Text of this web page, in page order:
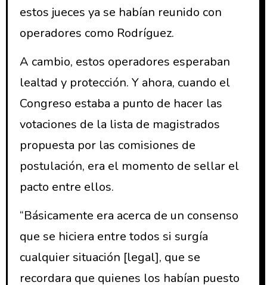
estos jueces ya se habían reunido con
operadores como Rodríguez.
A cambio, estos operadores esperaban
lealtad y protección. Y ahora, cuando el
Congreso estaba a punto de hacer las
votaciones de la lista de magistrados
propuesta por las comisiones de
postulación, era el momento de sellar el
pacto entre ellos.
“Básicamente era acerca de un consenso
que se hiciera entre todos si surgía
cualquier situación [legal], que se
recordara que quienes los habían puesto